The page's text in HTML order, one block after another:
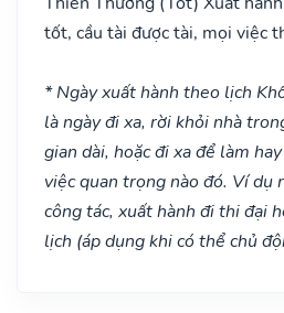
tốt, cầu tài được tài, mọi việc
* Ngày xuất hành theo lịch
là ngày đi xa, rời khỏi nhà
gian dài, hoặc đi xa để làm
việc quan trọng nào đó. Ví dụ
công tác, xuất hành đi thi đại
lịch (áp dụng khi có thể chủ